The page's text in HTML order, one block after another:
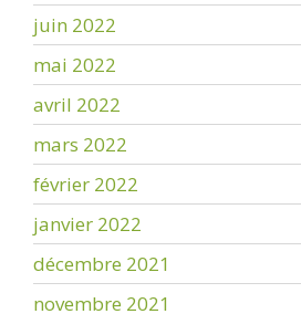
juin 2022
mai 2022
avril 2022
mars 2022
février 2022
janvier 2022
décembre 2021
novembre 2021